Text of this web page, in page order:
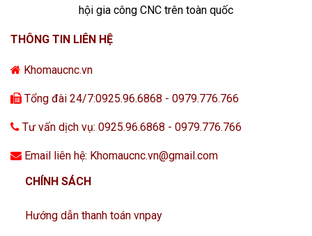
hội gia công CNC trên toàn quốc
THÔNG TIN LIÊN HỆ
Khomaucnc.vn
Tổng đài 24/7:0925.96.6868 - 0979.776.766
Tư vấn dịch vụ: 0925.96.6868 - 0979.776.766
Email liên hệ: Khomaucnc.vn@gmail.com
CHÍNH SÁCH
Hướng dẫn thanh toán vnpay